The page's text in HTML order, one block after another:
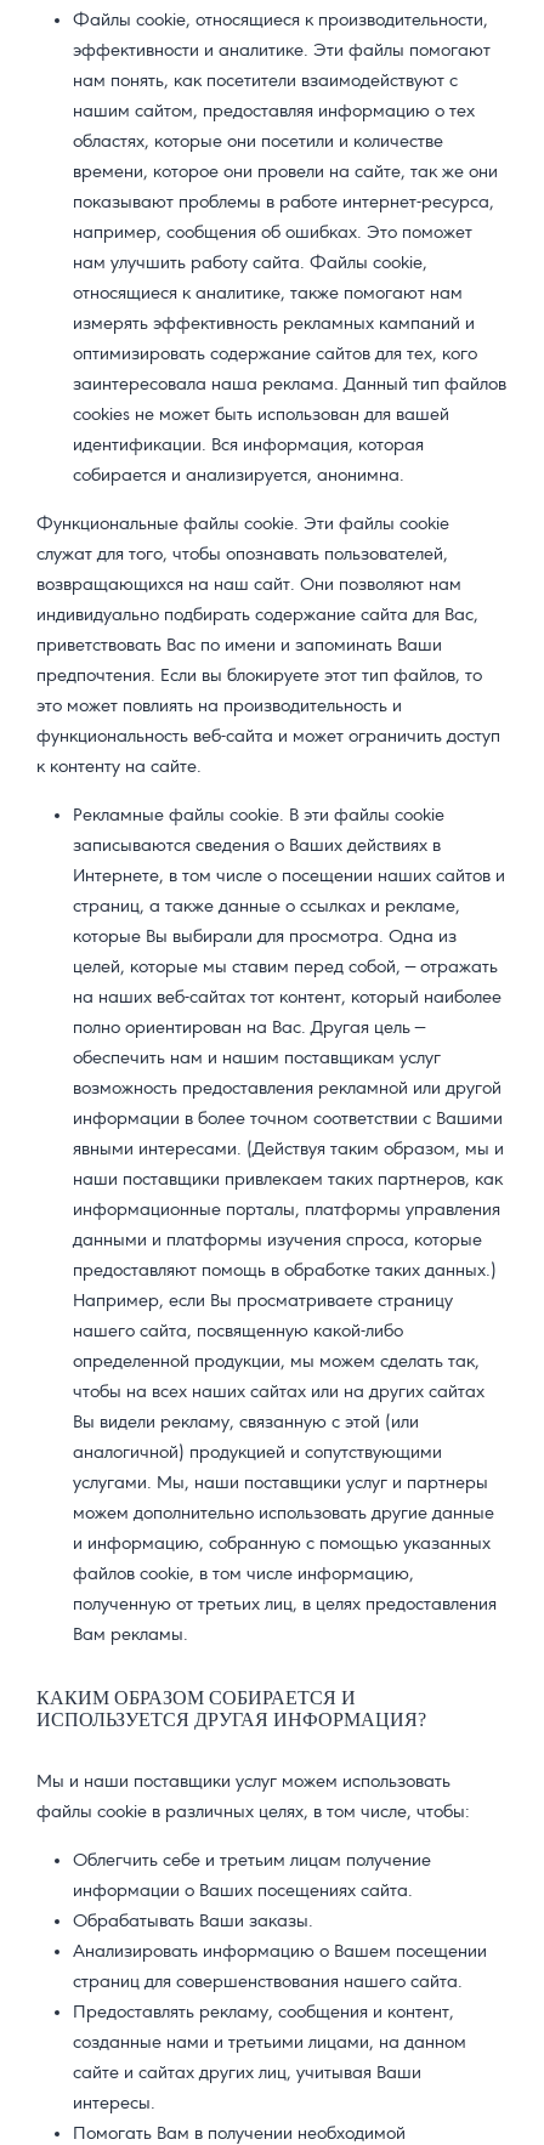
Файлы cookie, относящиеся к производительности,
эффективности и аналитике. Эти файлы помогают
нам понять, как посетители взаимодействуют с
нашим сайтом, предоставляя информацию о тех
областях, которые они посетили и количестве
времени, которое они провели на сайте, так же они
показывают проблемы в работе интернет-ресурса,
например, сообщения об ошибках. Это поможет
нам улучшить работу сайта. Файлы cookie,
относящиеся к аналитике, также помогают нам
измерять эффективность рекламных кампаний и
оптимизировать содержание сайтов для тех, кого
заинтересовала наша реклама. Данный тип файлов
cookies не может быть использован для вашей
идентификации. Вся информация, которая
собирается и анализируется, анонимна.
Функциональные файлы cookie. Эти файлы cookie
служат для того, чтобы опознавать пользователей,
возвращающихся на наш сайт. Они позволяют нам
индивидуально подбирать содержание сайта для Вас,
приветствовать Вас по имени и запоминать Ваши
предпочтения. Если вы блокируете этот тип файлов, то
это может повлиять на производительность и
функциональность веб-сайта и может ограничить доступ
к контенту на сайте.
Рекламные файлы cookie. В эти файлы cookie
записываются сведения о Ваших действиях в
Интернете, в том числе о посещении наших сайтов и
страниц, а также данные о ссылках и рекламе,
которые Вы выбирали для просмотра. Одна из
целей, которые мы ставим перед собой, — отражать
на наших веб-сайтах тот контент, который наиболее
полно ориентирован на Вас. Другая цель —
обеспечить нам и нашим поставщикам услуг
возможность предоставления рекламной или другой
информации в более точном соответствии с Вашими
явными интересами. (Действуя таким образом, мы и
наши поставщики привлекаем таких партнеров, как
информационные порталы, платформы управления
данными и платформы изучения спроса, которые
предоставляют помощь в обработке таких данных.)
Например, если Вы просматриваете страницу
нашего сайта, посвященную какой-либо
определенной продукции, мы можем сделать так,
чтобы на всех наших сайтах или на других сайтах
Вы видели рекламу, связанную с этой (или
аналогичной) продукцией и сопутствующими
услугами. Мы, наши поставщики услуг и партнеры
можем дополнительно использовать другие данные
и информацию, собранную с помощью указанных
файлов cookie, в том числе информацию,
полученную от третьих лиц, в целях предоставления
Вам рекламы.
КАКИМ ОБРАЗОМ СОБИРАЕТCЯ И
ИСПОЛЬЗУЕТCЯ ДРУГАЯ ИНФОРМАЦИЯ?
Мы и наши поставщики услуг можем использовать
файлы cookie в различных целях, в том числе, чтобы:
Облегчить себе и третьим лицам получение
информации о Ваших посещениях сайта.
Обрабатывать Ваши заказы.
Анализировать информацию о Вашем посещении
страниц для совершенствования нашего сайта.
Предоставлять рекламу, сообщения и контент,
созданные нами и третьими лицами, на данном
сайте и сайтах других лиц, учитывая Ваши
интересы.
Помогать Вам в получении необходимой